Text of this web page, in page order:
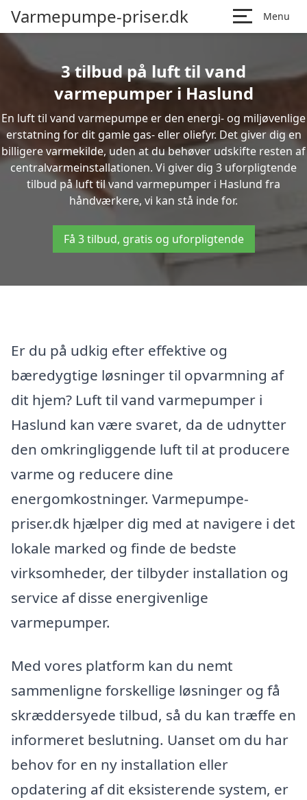
Varmepumpe-priser.dk Menu
3 tilbud på luft til vand
varmepumper i Haslund
En luft til vand varmepumpe er den energi- og miljøvenlige
erstatning for dit gamle gas- eller oliefyr. Det giver dig en
billigere varmekilde, uden at du behøver udskifte resten af
centralvarmeinstallationen. Vi giver dig 3 uforpligtende
tilbud på luft til vand varmepumper i Haslund fra
håndværkere, vi kan stå inde for.
Få 3 tilbud, gratis og uforpligtende
Er du på udkig efter effektive og
bæredygtige løsninger til opvarmning af
dit hjem? Luft til vand varmepumper i
Haslund kan være svaret, da de udnytter
den omkringliggende luft til at producere
varme og reducere dine
energomkostninger. Varmepumpe-
priser.dk hjælper dig med at navigere i det
lokale marked og finde de bedste
virksomheder, der tilbyder installation og
service af disse energivenlige
varmepumper.
Med vores platform kan du nemt
sammenligne forskellige løsninger og få
skræddersyede tilbud, så du kan træffe en
informeret beslutning. Uanset om du har
behov for en ny installation eller
opdatering af dit eksisterende system, er